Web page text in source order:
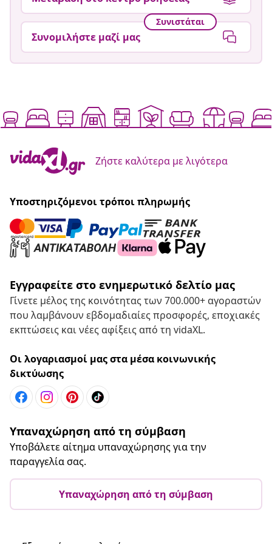
Συνιστάται
Συνομιλήστε μαζί μας
Ζήστε καλύτερα με λιγότερα
Υποστηριζόμενοι τρόποι πληρωμής
Εγγραφείτε στο ενημερωτικό δελτίο μας
Γίνετε μέλος της κοινότητας των 700.000+ αγοραστών
που λαμβάνουν εβδομαδιαίες προσφορές, εποχιακές
εκπτώσεις και νέες αφίξεις από τη vidaXL.
Οι λογαριασμοί μας στα μέσα κοινωνικής
δικτύωσης
Υπαναχώρηση από τη σύμβαση
Υποβάλετε αίτημα υπαναχώρησης για την
παραγγελία σας.
Υπαναχώρηση από τη σύμβαση